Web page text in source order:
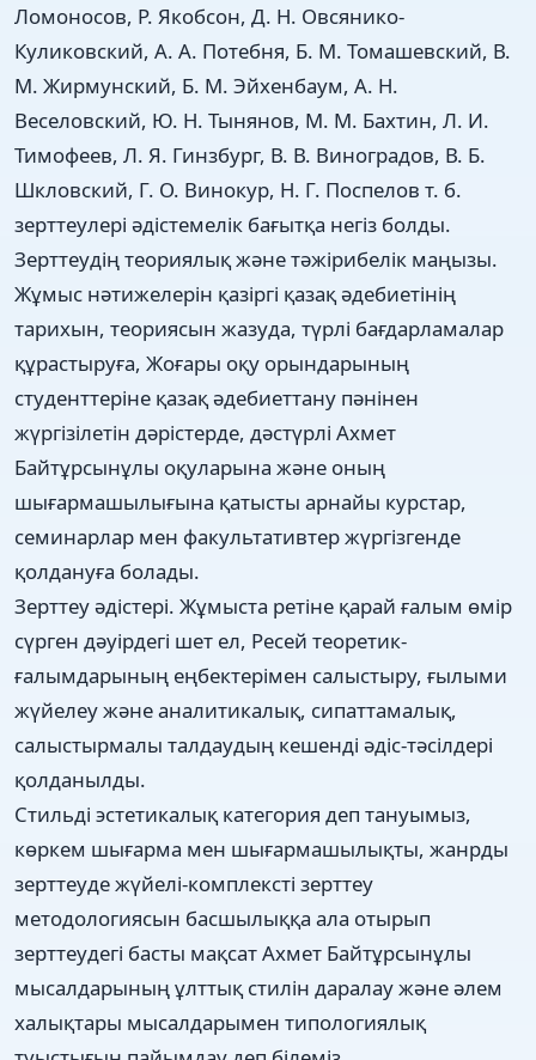
Ломоносов, Р. Якобсон, Д. Н. Овсянико-
Куликовский, А. А. Потебня, Б. М. Томашевский, В.
М. Жирмунский, Б. М. Эйхенбаум, А. Н.
Веселовский, Ю. Н. Тынянов, М. М. Бахтин, Л. И.
Тимофеев, Л. Я. Гинзбург, В. В. Виноградов, В. Б.
Шкловский, Г. О. Винокур, Н. Г. Поспелов т. б.
зерттеулері әдістемелік бағытқа негіз болды.
Зерттеудің теориялық және тәжірибелік маңызы.
Жұмыс нәтижелерін қазіргі қазақ әдебиетінің
тарихын, теориясын жазуда, түрлі бағдарламалар
құрастыруға, Жоғары оқу орындарының
студенттеріне қазақ әдебиеттану пәнінен
жүргізілетін дәрістерде, дәстүрлі Ахмет
Байтұрсынұлы оқуларына және оның
шығармашылығына қатысты арнайы курстар,
семинарлар мен факультативтер жүргізгенде
қолдануға болады.
Зерттеу әдістері. Жұмыста ретіне қарай ғалым өмір
сүрген дәуірдегі шет ел, Ресей теоретик-
ғалымдарының еңбектерімен салыстыру, ғылыми
жүйелеу және аналитикалық, сипаттамалық,
салыстырмалы талдаудың кешенді әдіс-тәсілдері
қолданылды.
Стильді эстетикалық категория деп тануымыз,
көркем шығарма мен шығармашылықты, жанрды
зерттеуде жүйелі-комплексті зерттеу
методологиясын басшылыққа ала отырып
зерттеудегі басты мақсат Ахмет Байтұрсынұлы
мысалдарының ұлттық стилін даралау және әлем
халықтары мысалдарымен типологиялық